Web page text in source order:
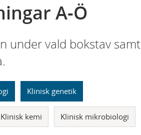
A-Ö
under vald bokstav samt
Klinisk genetik
Klinisk kemi Klinisk mikrobiologi